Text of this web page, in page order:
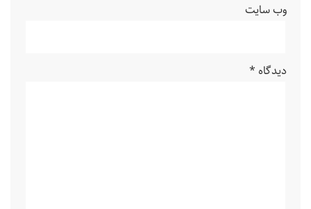
وب‌ سایت
دیدگاه *